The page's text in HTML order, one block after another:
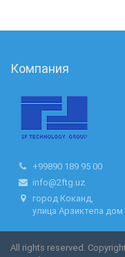
Компания
+99890 189 95 00
info@2ftg.uz
город Коканд,
улица Арзиктепа дом
All rights reserved.